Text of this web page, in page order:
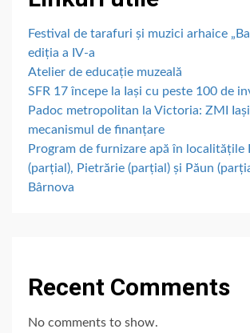
Festival de tarafuri și muzici arhaice
ediția a IV-a
Atelier de educație muzeală
SFR 17 începe la Iași cu peste 100 de
Padoc metropolitan la Victoria: ZMI
mecanismul de finanțare
Program de furnizare apă în localitățile
(parțial), Pietrărie (parțial) și Păun
Bârnova
Recent Comments
No comments to show.